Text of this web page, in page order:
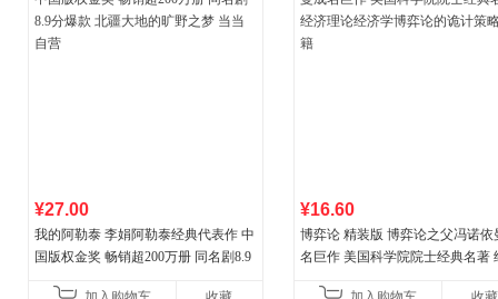
¥27.00
我的阿勒泰 李娟阿勒泰经典代表作 中
国版权金奖 畅销超200万册 同名剧8.9
¥16.60
博弈论 精装版 博弈论之父冯诺依
名巨作 美国科学院院士经典名著